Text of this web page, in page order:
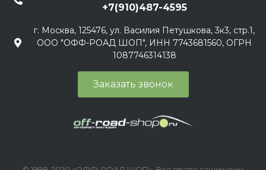
+7(910)487-4595
г. Москва, 125476, ул. Василия Петушкова, 3к3, стр.1,
ООО "ОФФ-РОАД ШОП", ИНН 7743681560, ОГРН
1087746314138
Заказать звонок